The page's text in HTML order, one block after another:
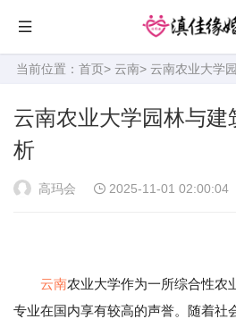
当前位置： 首页> 云南> 云南农业大学
云南农业大学园林与建
析
高玛会 2025-11-01 02:00:04
云南农业大学作为一所综合性农
专业在国内享有较高的声誉。随着社